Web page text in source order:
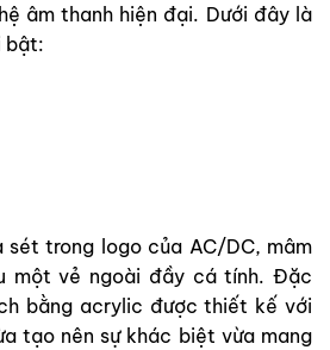
âm thanh hiện đại. Dưới đây là
bật:
sét trong logo của AC/DC, mâm
một vẻ ngoài đầy cá tính. Đặc
bằng acrylic được thiết kế với
tạo nên sự khác biệt vừa mang